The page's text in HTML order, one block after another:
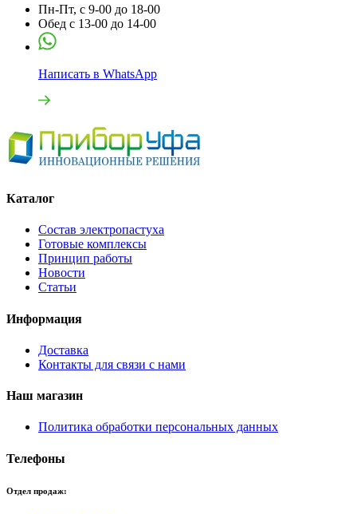
Пн-Пт, с 9-00 до 18-00
Обед с 13-00 до 14-00
Написать в WhatsApp
Каталог
Состав электропастуха
Готовые комплексы
Принцип работы
Новости
Статьи
Информация
Доставка
Контакты для связи с нами
Наш магазин
Политика обработки персональных данных
Телефоны
Отдел продаж: